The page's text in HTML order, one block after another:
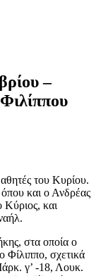
–
του Κυρίου.
και ο Ανδρέας
και
στα οποία ο
Φίλιππο, σχετικά
γ’ -18, Λουκ.